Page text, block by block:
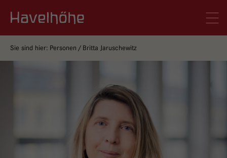
Sie sind hier: Personen Britta Jaruschewitz